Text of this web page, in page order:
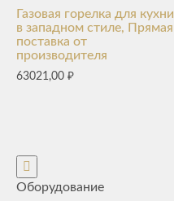
Газовая горелка для кухни
в западном стиле, Прямая
поставка от
производителя
63021,00 ₽
Оборудование